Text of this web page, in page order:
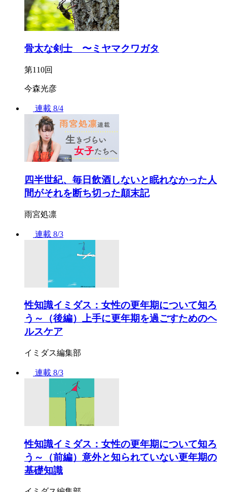
骨太な剣士 〜ミヤマクワガタ
第110回
今森光彦
連載 8/4
四半世紀、毎日飲酒しないと眠れなかった人
間がそれを断ち切った顛末記
雨宮処凛
連載 8/3
性知識イミダス：女性の更年期について知ろ
う～（後編）上手に更年期を過ごすためのヘ
ルスケア
イミダス編集部
連載 8/3
性知識イミダス：女性の更年期について知ろ
う～（前編）意外と知られていない更年期の
基礎知識